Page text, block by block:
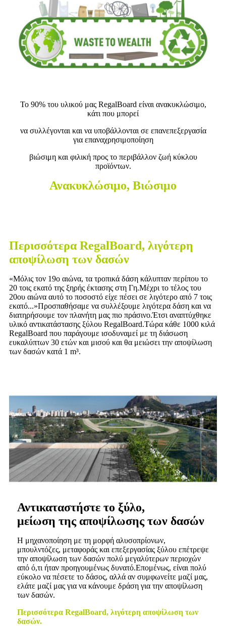
Το 90% του υλικού μας RegalBoard είναι ανακυκλώσιμο,
κάτι που μπορεί
να συλλέγονται και να υποβάλλονται σε επανεπεξεργασία
για επαναχρησιμοποίηση
βιώσιμη και φιλική προς το περιβάλλον ζωή κύκλου
προϊόντων.
Ανακυκλώσιμο, Βιώσιμο
Περισσότερα RegalBoard, λιγότερη
αποψίλωση των δασών
«Μόλις τον 19ο αιώνα, τα τροπικά δάση κάλυπταν περίπου το
20 τοις εκατό της ξηρής έκτασης στη Γη.Μέχρι το τέλος του
20ου αιώνα αυτό το ποσοστό είχε πέσει σε λιγότερο από 7 τοις
εκατό...»Προσπαθήσαμε να συλλέξουμε λιγότερα δάση και να
διατηρήσουμε τον πλανήτη μας πιο πράσινο.Έτσι αναπτύχθηκε
υλικό αντικατάστασης ξύλου RegalBoard.Τώρα κάθε 1000 κιλά
RegalBoard που παράγουμε ισοδυναμεί με τη διάσωση
ευκαλύπτων 30 ετών και μισού και θα μειώσει την αποψίλωση
των δασών κατά 1 m³.
Αντικαταστήστε το ξύλο,
μείωση της αποψίλωσης των δασών
Η μηχανοποίηση με τη μορφή αλυσοπρίονων,
μπουλντόζες, μεταφοράς και επεξεργασίας ξύλου επέτρεψε
την αποψίλωση των δασών πολύ μεγαλύτερων περιοχών
από ό,τι ήταν προηγουμένως δυνατό.Επομένως, είναι πολύ
εύκολο να πέσετε το δάσος, αλλά αν συμφωνείτε μαζί μας,
ελάτε μαζί μας για να κάνουμε δράση για την αποψίλωση
των δασών.
Περισσότερα RegalBoard, λιγότερη αποψίλωση των
δασών.